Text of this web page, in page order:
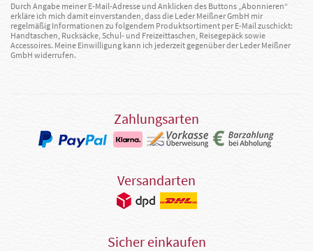
Durch Angabe meiner E-Mail-Adresse und Anklicken des Buttons „Abonnieren“
erkläre ich mich damit einverstanden, dass die Leder Meißner GmbH mir
regelmäßig Informationen zu folgendem Produktsortiment per E-Mail zuschickt:
Handtaschen, Rucksäcke, Schul- und Freizeittaschen, Reisegepäck sowie
Accessoires. Meine Einwilligung kann ich jederzeit gegenüber der Leder Meißner
GmbH widerrufen.
Zahlungsarten
Versandarten
Sicher einkaufen